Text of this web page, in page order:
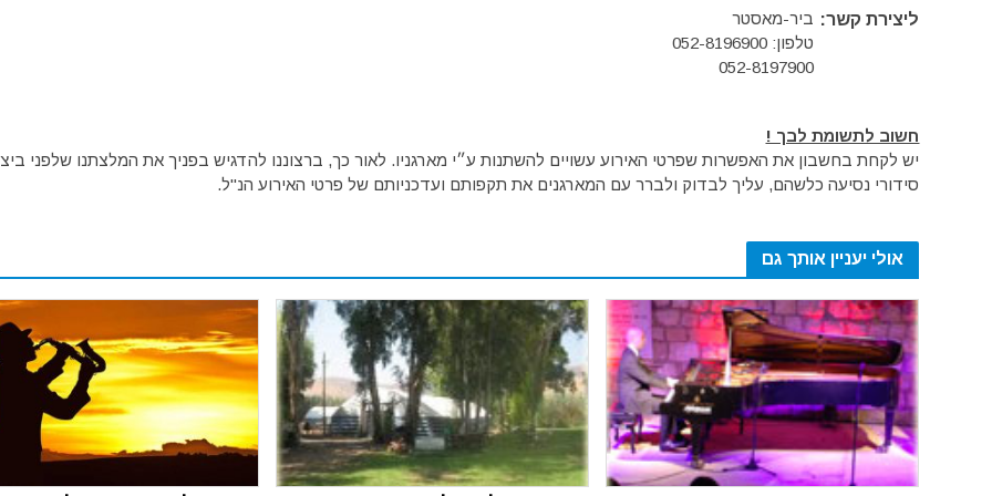
ליצירת קשר: ביר-מאסטר
טלפון: 052-8196900
052-8197900
חשוב לתשומת לבך !
יש לקחת בחשבון את האפשרות שפרטי האירוע עשויים להשתנות ע״י מארגניו. לאור כך, ברצוננו להדגיש בפניך את המלצתנו שלפני
סידורי נסיעה כלשהם, עליך לבדוק ולברר עם המארגנים את תקפותם ועדכניותם של פרטי האירוע הנ"ל.
אולי יעניין אותך גם